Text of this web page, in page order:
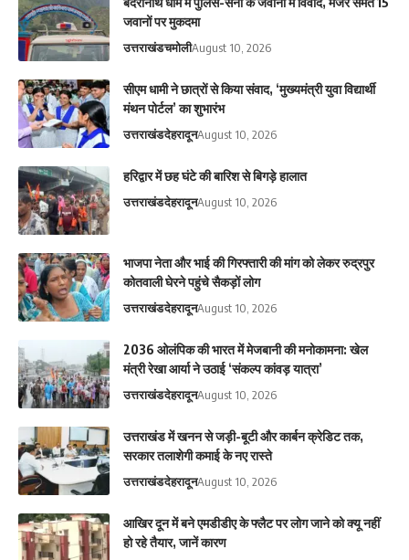
जवानों पर मुकदमा
उत्तराखंडचमोलीAugust 10, 2026
सीएम धामी ने छात्रों से किया संवाद, ‘मुख्यमंत्री युवा विद्यार्थी
मंथन पोर्टल’ का शुभारंभ
उत्तराखंडदेहरादूनAugust 10, 2026
हरिद्वार में छह घंटे की बारिश से बिगड़े हालात
उत्तराखंडदेहरादूनAugust 10, 2026
भाजपा नेता और भाई की गिरफ्तारी की मांग को लेकर रुद्रपुर
कोतवाली घेरने पहुंचे सैकड़ों लोग
उत्तराखंडदेहरादूनAugust 10, 2026
2036 ओलंपिक की भारत में मेजबानी की मनोकामना: खेल
मंत्री रेखा आर्या ने उठाई ‘संकल्प कांवड़ यात्रा’
उत्तराखंडदेहरादूनAugust 10, 2026
उत्तराखंड में खनन से जड़ी-बूटी और कार्बन क्रेडिट तक,
सरकार तलाशेगी कमाई के नए रास्ते
उत्तराखंडदेहरादूनAugust 10, 2026
आ​खिर दून में बने एमडीडीए के फ्लैट पर लोग जाने को क्यू नहीं
हो रहे तैयार, जानें कारण